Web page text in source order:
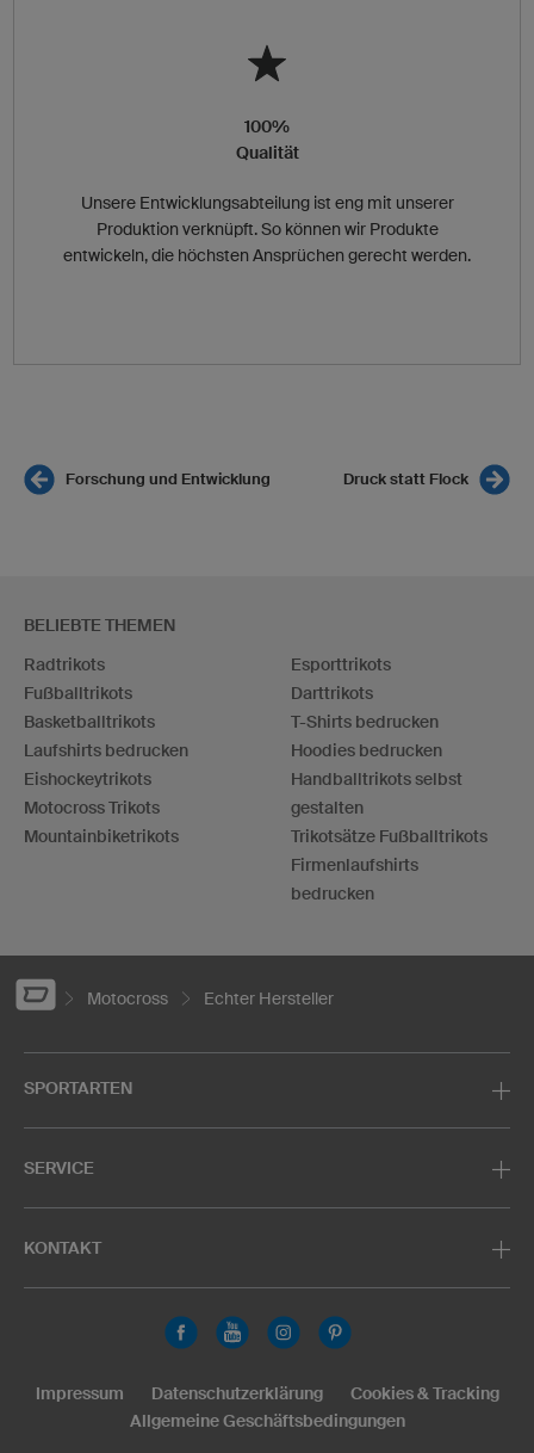
100%
Qualität
Unsere Entwicklungsabteilung ist eng mit unserer
Produktion verknüpft. So können wir Produkte
entwickeln, die höchsten Ansprüchen gerecht werden.
Forschung und Entwicklung Druck statt Flock
BELIEBTE THEMEN
Radtrikots
Fußballtrikots
Basketballtrikots
Laufshirts bedrucken
Eishockeytrikots
Motocross Trikots
Mountainbiketrikots
Esporttrikots
Darttrikots
T-Shirts bedrucken
Hoodies bedrucken
Handballtrikots selbst
gestalten
Trikotsätze Fußballtrikots
Firmenlaufshirts
bedrucken
Motocross Echter Hersteller
SPORTARTEN
SERVICE
KONTAKT
Impressum Datenschutzerklärung
Cookies & Tracking
Allgemeine Geschäftsbedingungen